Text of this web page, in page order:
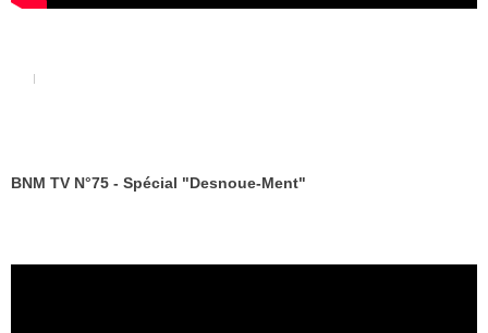
BNM TV N°75 - Spécial "Desnoue-Ment"